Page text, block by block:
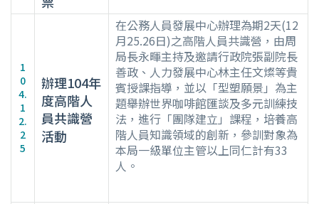
1
0
4.
1
2.
2
5
辦理104年
度高階人
員共識營
活動
在公務人員發展中心辦理為期2天(12
月25.26日)之高階人員共識營，由周
局長永暉主持及邀請行政院張副院長
善政、人力發展中心林主任文燦等貴
賓授課指導，並以「型塑願景」為主
題舉辦世界咖啡館匯談及多元訓練技
法，進行「團隊建立」課程，培養高
階人員知識領域的創新，參訓對象為
本局一級單位主管以上同仁計有33
人。